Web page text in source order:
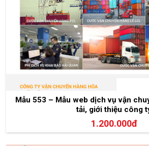
Mẫu 553 – Mẫu web dịch vụ vận
tải, giới thiệu công
1.200.000đ